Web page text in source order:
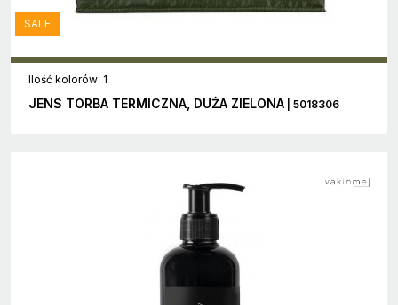
SALE
Ilość kolorów: 1
JENS TORBA TERMICZNA, DUŻA ZIELONA | 5018306